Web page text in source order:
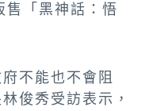
「黑神話：悟
不能也不會阻
俊秀受訪表示，